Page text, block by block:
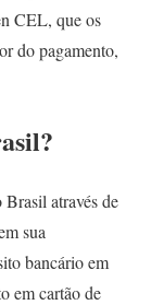
CEL, que os
do pagamento,
através de
sua
bancário em
em cartão de